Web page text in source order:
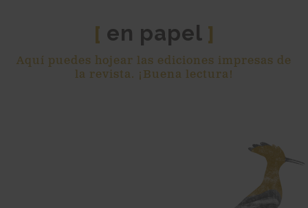
[ en papel ]
Aquí puedes hojear las ediciones impresas de
la revista. ¡Buena lectura!